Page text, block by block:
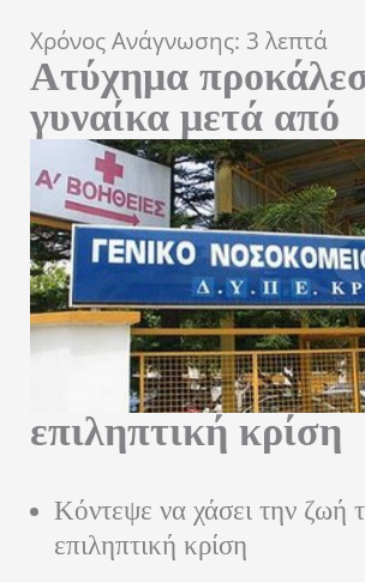
Χρόνος Ανάγνωσης: 3 λεπτά
Ατύχημα
γυναίκα μετά από
επιληπτική κρίση
Κόντεψε να χάσει την ζωή
επιληπτική κρίση